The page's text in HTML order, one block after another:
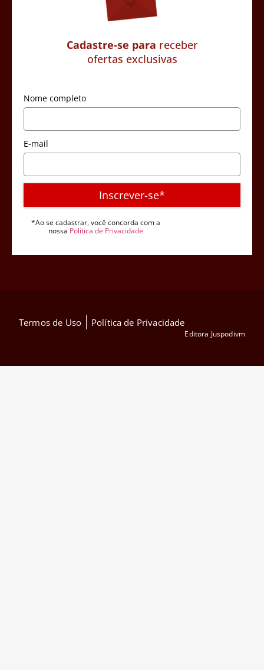
Cadastre-se para receber
ofertas exclusivas
Nome completo
E-mail
Inscrever-se*
*Ao se cadastrar, você concorda com a
nossa Política de Privacidade
Termos de Uso Política de Privacidade
Editora Juspodivm